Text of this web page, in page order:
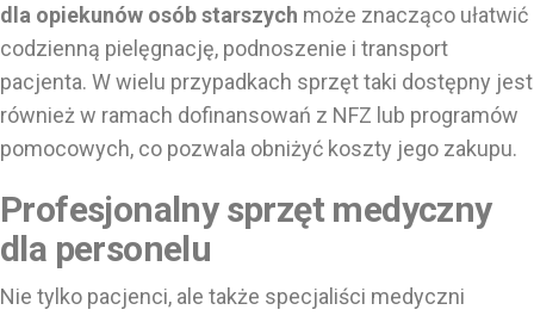
dla opiekunów osób starszych może znacząco ułatwić
codzienną pielęgnację, podnoszenie i transport
pacjenta. W wielu przypadkach sprzęt taki dostępny jest
również w ramach dofinansowań z NFZ lub programów
pomocowych, co pozwala obniżyć koszty jego zakupu.
Profesjonalny sprzęt medyczny
dla personelu
Nie tylko pacjenci, ale także specjaliści medyczni